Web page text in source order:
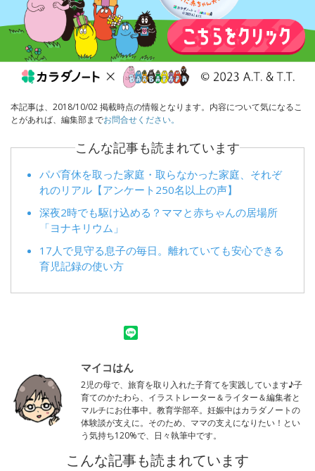
本記事は、2018/10/02 掲載時点の情報となります。内容について気になるこ
とがあれば、編集部までお問合せください。
こんな記事も読まれています
パパ育休を取った家庭・取らなかった家庭、それぞ
れのリアル【アンケート250名以上の声】
深夜2時でも駆け込める？ママと赤ちゃんの居場所
「ヨナキリウム」
17人で見守る息子の毎日。離れていても安心できる
育児記録の使い方
マイコはん
2児の母で、旅育を取り入れた子育てを実践しています♪子
育てのかたわら、イラストレーター＆ライター＆編集者と
マルチにお仕事中。教育学部卒。妊娠中はカラダノートの
体験談が支えに。そのため、ママの支えになりたい！とい
う気持ち120%で、日々執筆中です。
こんな記事も読まれています